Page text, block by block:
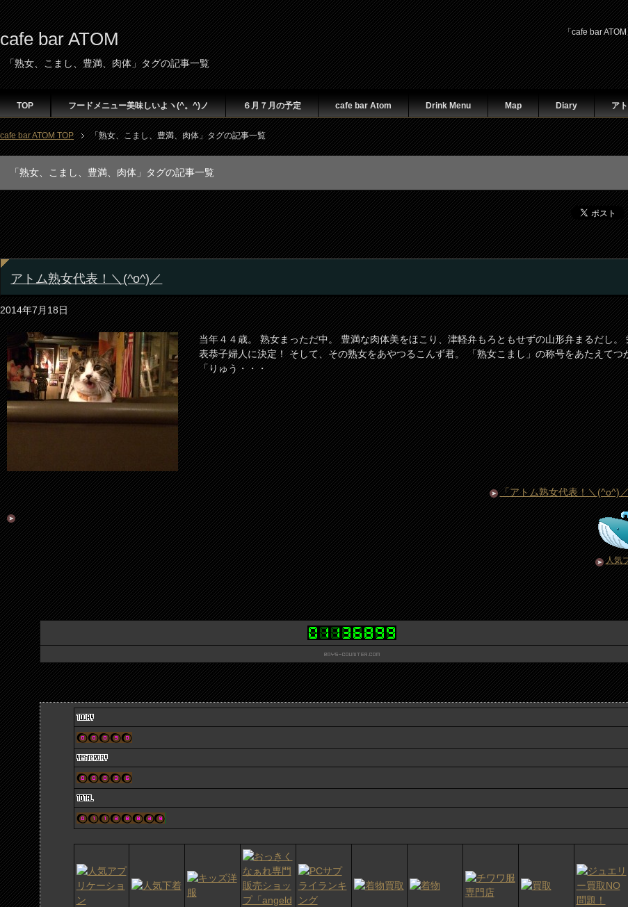
cafe bar ATOM
「熟女、こまし、豊満、肉体」タグの記事一覧
「cafe bar
TOP フードメニュー美味しいよヽ(^。^)ノ ６月７月の予定 cafe bar Atom Drink Menu Map Diary ア
cafe bar ATOM TOP 「熟女、こまし、豊満、肉体」タグの記事一覧
「熟女、こまし、豊満、肉体」タグの記事一覧
アトム熟女代表！＼(^o^)／
2014年7月18日
当年４４歳。 熟女まっただ中。 豊満な肉体美をほこり、津軽弁もろともせずの山形弁まるだし。
表恭子婦人に決定！ そして、その熟女をあやつるこんず君。 「熟女こまし」の称号をあたえてつ
「りゅう・・・
「アトム熟女代表！＼(^o^)
人気